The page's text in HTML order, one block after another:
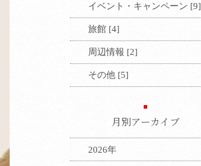
イベント・キャンペーン [9]
旅館 [4]
周辺情報 [2]
その他 [5]
月別アーカイブ
2026年